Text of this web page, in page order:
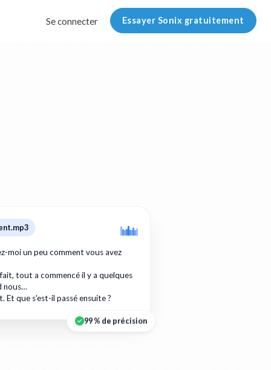
Se connecter Essayer Sonix gratuitement
moi un peu comment vous avez
tout a commencé il y a quelques
nous…
Et que s'est-il passé ensuite ?
99 % de précision